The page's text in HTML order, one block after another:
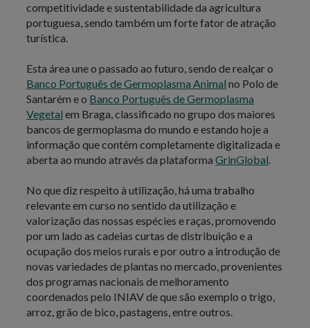
competitividade e sustentabilidade da agricultura
portuguesa, sendo também um forte fator de atração
turística.
Esta área une o passado ao futuro, sendo de realçar o
Banco Português de Germoplasma Animal no Polo de
Santarém e o Banco Português de Germoplasma
Vegetal em Braga, classificado no grupo dos maiores
bancos de germoplasma do mundo e estando hoje a
informação que contém completamente digitalizada e
aberta ao mundo através da plataformaGrinGlobal.
No que diz respeito à utilização, há uma trabalho
relevante em curso no sentido da utilização e
valorização das nossas espécies e raças, promovendo
por um lado as cadeias curtas de distribuição e a
ocupação dos meios rurais e por outro a introdução de
novas variedades de plantas no mercado, provenientes
dos programas nacionais de melhoramento
coordenados pelo INIAV de que são exemplo o trigo,
arroz, grão de bico, pastagens, entre outros.